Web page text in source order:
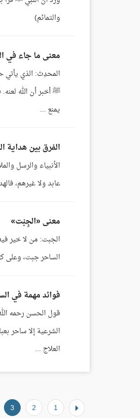
والتمائم)
معنى ما جاء في
المحدِث: الذي يأتي
ﷺ أخبر أن الله
يمنع ...
الفرق بين هداية
الأنبياء والرسل
عابد ولا غيرهم،
معنى «الجِبْت»
الجبت: من لا خير
الساحر جبت، وعلى
فوائد مهمة في
قول الحسن رحمه
الشرعية إلا ساحر
العلاج ...
1
2
3